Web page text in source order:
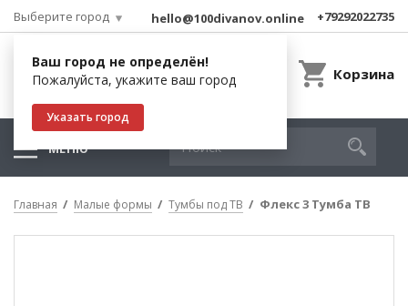
Выберите город
Ваш город не определён!
Пожалуйста, укажите ваш город
Указать город
hello@100divanov.online +79292022735
Корзина
МЕНЮ
Главная Малые формы Тумбы под ТВ Флекс 3 Тумба ТВ